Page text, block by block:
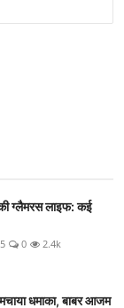
ग्लैमरस लाइफ: कई
0 2.4k
धमाका, बाबर आजम